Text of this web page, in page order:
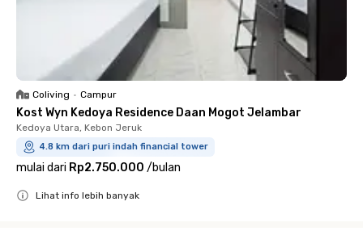
Coliving • Campur
Kost Wyn Kedoya Residence Daan Mogot Jelambar
Kedoya Utara, Kebon Jeruk
4.8 km dari puri indah financial tower
mulai dari Rp2.750.000 /bulan
Lihat info lebih banyak